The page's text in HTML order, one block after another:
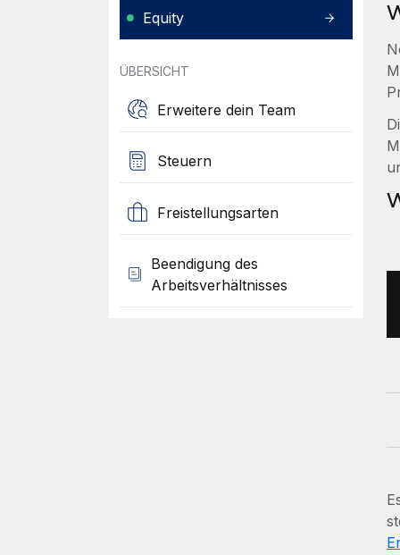
Equity
ÜBERSICHT
Erweitere dein Team
Steuern
Freistellungsarten
Beendigung des
Arbeitsverhältnisses